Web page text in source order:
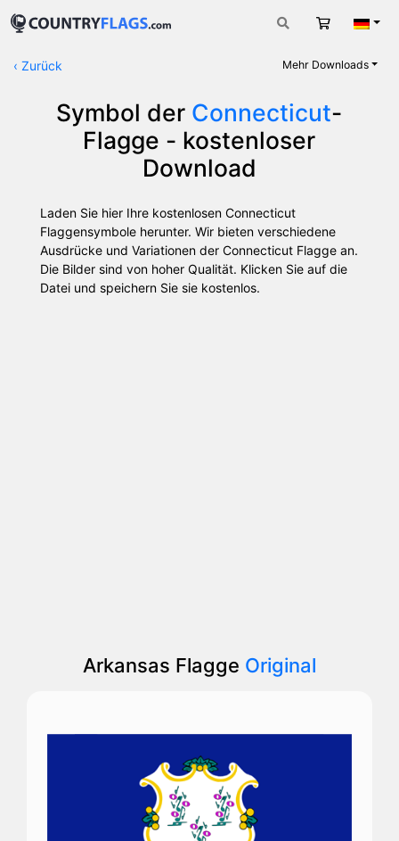
Warenkorb
‹ Zurück Mehr Downloads
Symbol der Connecticut-
Flagge - kostenloser
Download
Laden Sie hier Ihre kostenlosen Connecticut
Flaggensymbole herunter. Wir bieten verschiedene
Ausdrücke und Variationen der Connecticut Flagge an.
Die Bilder sind von hoher Qualität. Klicken Sie auf die
Datei und speichern Sie sie kostenlos.
Arkansas Flagge Original